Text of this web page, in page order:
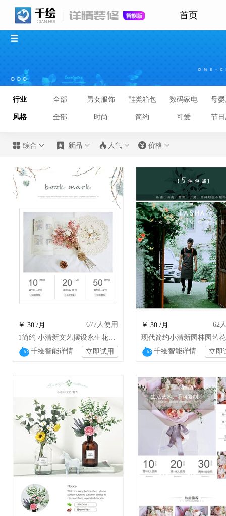
首页
行业 全部 男女服饰 鞋类箱包 数码家电 母
风格 全部 时尚 简约 可爱 节
 综合   新品   人气   价格 
￥ 30 /月 677人使用
1简约 小清新文艺摆设永生花鲜花园艺
千绘智能详情
立即试用
￥ 30 /月 62
千绘智能详情 立即